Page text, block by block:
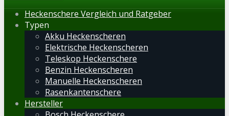
Heckenschere Vergleich und Ratgeber
Typen
Akku Heckenscheren
Elektrische Heckenscheren
Teleskop Heckenschere
Benzin Heckenscheren
Manuelle Heckenscheren
Rasenkantenschere
Hersteller